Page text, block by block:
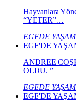
Hayvanlara
“YETER”…
EGEDE YAŞAM
EGE'DE
ANDREE
OLDU. ”
EGEDE YAŞAM
EGE'DE